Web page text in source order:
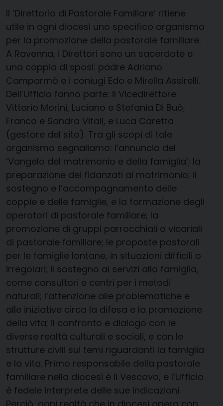
Il ‘Direttorio di Pastorale Familiare’ ritiene
utile in ogni diocesi uno specifico organismo
per la promozione della pastorale familiare.
A Ravenna, i Direttori sono un sacerdote e
una coppia di sposi: padre Adriano
Camparmò e i coniugi Edo e Mirella Assirelli.
Dell’Ufficio fanno parte: il Vicedirettore
Vittorio Morini, Luciano e Stefania Di Buò,
Franco e Sandra Vitali, e Luca Caretta
(gestore del sito). Tra gli scopi di tale
organismo segnaliamo: l’annuncio del
‘Vangelo del matrimonio e della famiglia’; la
preparazione dei fidanzati al matrimonio; il
sostegno e l’accompagnamento delle
coppie e delle famiglie, e la formazione degli
operatori di pastorale familiare; la
promozione di gruppi parrocchiali o vicariali
di pastorale familiare; le proposte pastorali
per le famiglie lontane, in situazioni difficili o
irregolari; il sostegno ai servizi alla famiglia,
come consultori e centri per i metodi
naturali; l’attenzione alle problematiche e
alle iniziative circa la difesa e la promozione
della vita; il confronto e dialogo con le
diverse realtà culturali e sociali, e con le
strutture civili sui temi riguardanti la famiglia
e la vita. Primo responsabile della pastorale
familiare nella diocesi è il Vescovo, e l’Ufficio
è fedele interprete delle sue indicazioni.